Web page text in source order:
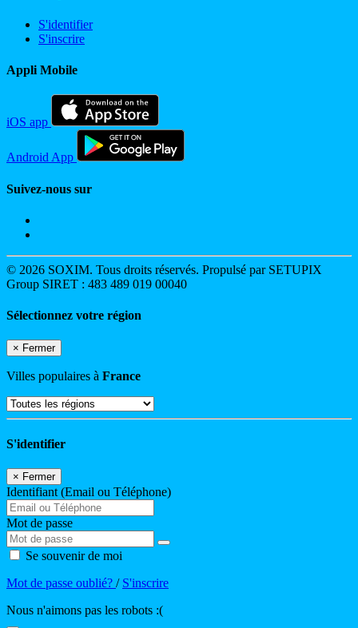
S'identifier
S'inscrire
Appli Mobile
iOS app
Android App
Suivez-nous sur
© 2026 SOXIM. Tous droits réservés. Propulsé par SETUPIX
Group SIRET : 483 489 019 00040
Sélectionnez votre région
× Fermer
Villes populaires à France
S'identifier
× Fermer
Identifiant (Email ou Téléphone)
Mot de passe
Se souvenir de moi
Mot de passe oublié? / S'inscrire
Nous n'aimons pas les robots :(